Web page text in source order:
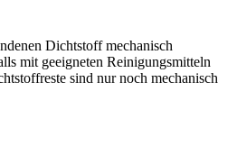
Dichtstoff mechanisch
mit geeigneten Reinigungsmitteln
sind nur noch mechanisch